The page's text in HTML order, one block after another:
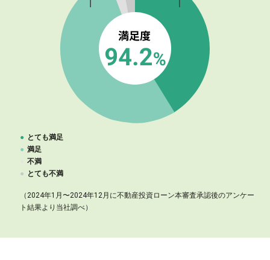
● とても満足
● 満足
不満
● とても不満
（2024年1月〜2024年12月に不動産投資ローン本審査承認後のアンケー
ト結果より当社調べ）